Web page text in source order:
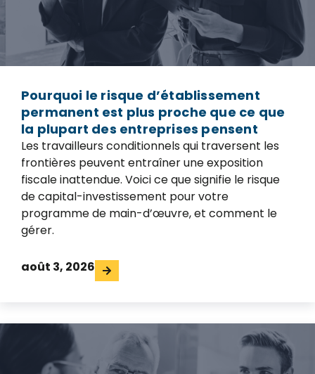
Pourquoi le risque d’établissement
permanent est plus proche que ce que
la plupart des entreprises pensent
Les travailleurs conditionnels qui traversent les
frontières peuvent entraîner une exposition
fiscale inattendue. Voici ce que signifie le risque
de capital-investissement pour votre
programme de main-d’œuvre, et comment le
gérer.
août 3, 2026